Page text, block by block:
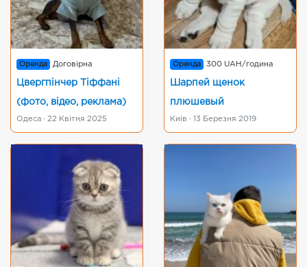
Оренда Договірна
Цвергпінчер Тіффані
(фото, відео, реклама)
Одеса · 22 Квітня 2025
Оренда 300 UAH/година
Шарпей щенок
плюшевый
Киів · 13 Березня 2019